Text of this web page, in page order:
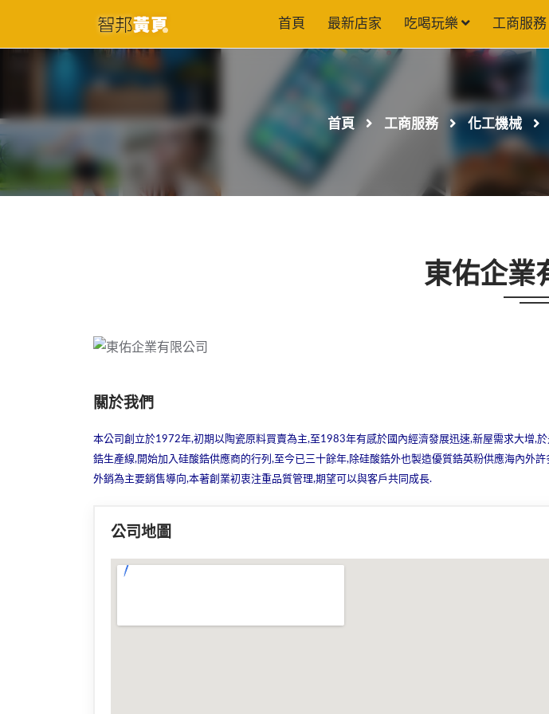
首頁 最新店家 吃喝玩樂 工商服務
首頁 工商服務 化工機械
東佑企業
關於我們
本公司創立於1972年,初期以陶瓷原料買賣為主,至1983年有感於國內經濟發展迅速,新屋需求大增,
鋯生產線,開始加入硅酸鋯供應商的行列,至今已三十餘年,除硅酸鋯外也製造優質鋯英粉供應海內外許
外銷為主要銷售導向,本著創業初衷注重品質管理,期望可以與客戶共同成長.
公司地圖